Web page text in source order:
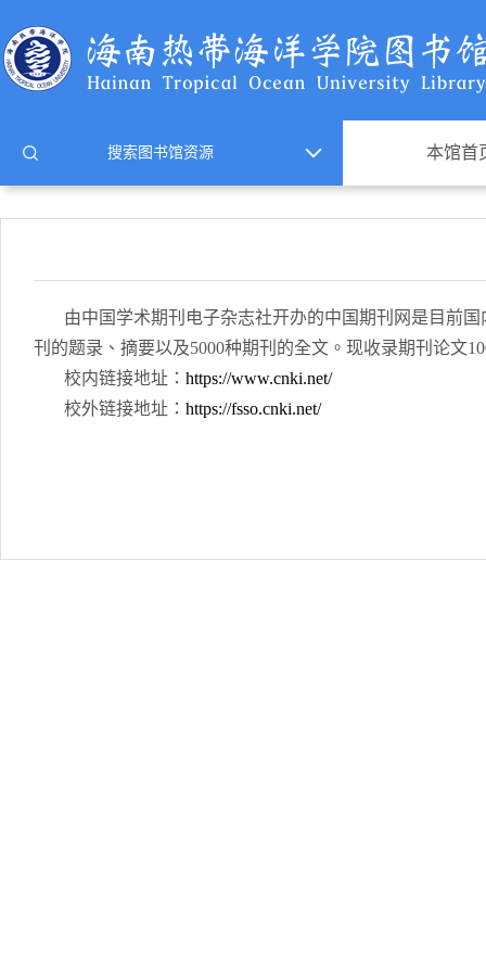
本馆首
由中国学术期刊电子杂志社开办的中国期刊网是目前
刊的题录、摘要以及5000种期刊的全文。现收录期刊论文
校内链接地址： https://www.cnki.net/
校外链接地址： https://fsso.cnki.net/